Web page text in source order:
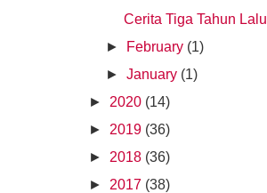
Cerita Tiga Tahun Lalu
►
February (1)
►January (1)
► 2020 (14)
► 2019 (36)
► 2018 (36)
► 2017 (38)